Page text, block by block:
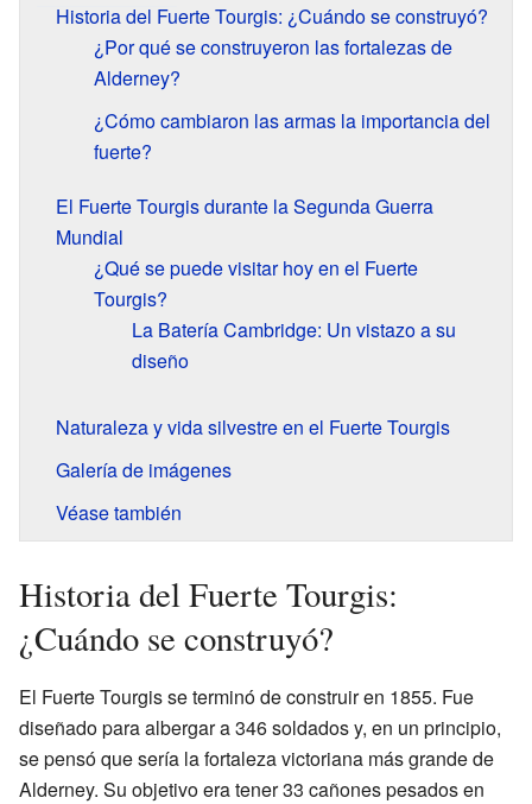
Historia del Fuerte Tourgis: ¿Cuándo se construyó?
¿Por qué se construyeron las fortalezas de
Alderney?
¿Cómo cambiaron las armas la importancia del
fuerte?
El Fuerte Tourgis durante la Segunda Guerra
Mundial
¿Qué se puede visitar hoy en el Fuerte
Tourgis?
La Batería Cambridge: Un vistazo a su
diseño
Naturaleza y vida silvestre en el Fuerte Tourgis
Galería de imágenes
Véase también
Historia del Fuerte Tourgis:
¿Cuándo se construyó?
El Fuerte Tourgis se terminó de construir en 1855. Fue
diseñado para albergar a 346 soldados y, en un principio,
se pensó que sería la fortaleza victoriana más grande de
Alderney. Su objetivo era tener 33 cañones pesados en